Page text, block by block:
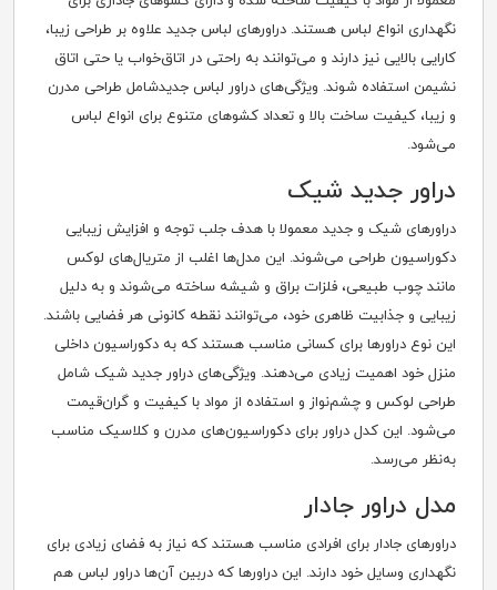
نگهداری انواع لباس هستند. دراورهای لباس جدید علاوه بر طراحی زیبا،
کارایی بالایی نیز دارند و می‌توانند به راحتی در اتاق‌خواب یا حتی اتاق
نشیمن استفاده شوند. ویژگی‌های دراور لباس جدیدشامل طراحی مدرن
و زیبا، کیفیت ساخت بالا و تعداد کشوهای متنوع برای انواع لباس
می‌شود.
دراور جدید شیک
دراورهای شیک و جدید معمولا با هدف جلب توجه و افزایش زیبایی
دکوراسیون طراحی می‌شوند. این مدل‌ها اغلب از متریال‌های لوکس
مانند چوب طبیعی، فلزات براق و شیشه ساخته می‌شوند و به دلیل
زیبایی و جذابیت ظاهری خود، می‌توانند نقطه کانونی هر فضایی باشند.
این نوع دراورها برای کسانی مناسب هستند که به دکوراسیون داخلی
منزل خود اهمیت زیادی می‌دهند. ویژگی‌های دراور جدید شیک شامل
طراحی لوکس و چشم‌نواز و استفاده از مواد با کیفیت و گران‌قیمت
می‌شود. این کدل دراور برای دکوراسیون‌های مدرن و کلاسیک مناسب
به‌نظر می‌رسد.
مدل دراور جادار
دراورهای جادار برای افرادی مناسب هستند که نیاز به فضای زیادی برای
نگهداری وسایل خود دارند. این دراورها که دربین آن‌ها دراور لباس هم